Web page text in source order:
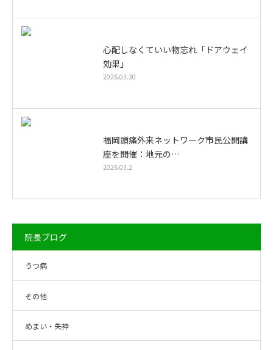
心配しなくていい物忘れ「ドアウェイ
効果」
2026.03.30
福岡頭痛外来ネットワーク市民公開講
座を開催：地元の…
2026.03.2
院長ブログ
うつ病
その他
めまい・失神